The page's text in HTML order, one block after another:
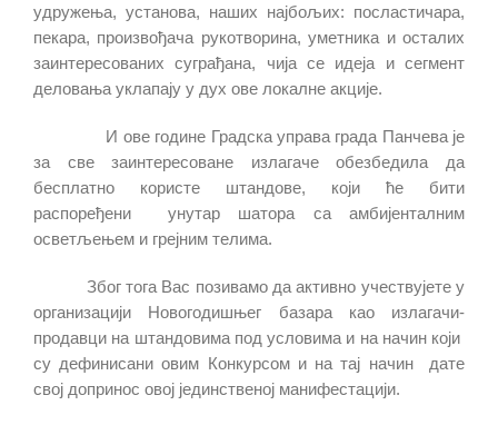
удружења, установа, наших најбољих: посластичара,
пекара, произвођача рукотворина, уметника и осталих
заинтересованих суграђана, чија се идеја и сегмент
деловања уклапају у дух ове локалне акције.
И ове године Градска управа града Панчева је
за све заинтересоване излагаче обезбедила да
бесплатно користе штандове, који ће бити
распоређени унутар шатора са амбијенталним
осветљењем и грејним телима.
Због тога Вас позивамо да активно учествујете у
организацији Новогодишњег базара као излагачи-
продавци на штандовима под условима и на начин који
су дефинисани овим Конкурсом и на тај начин дате
свој допринос овој јединственој манифестацији.